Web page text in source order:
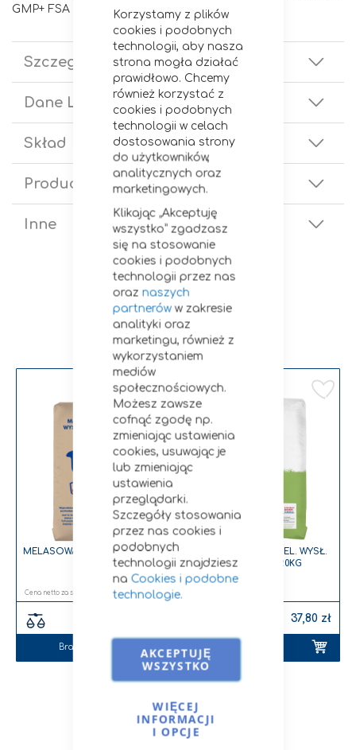
Korzystamy z plików
cookies i podobnych
technologii, aby nasza
strona mogła działać
prawidłowo. Chcemy
również korzystać z
cookies i podobnych
technologii w celach
dostosowania strony
do użytkowników,
analitycznych oraz
marketingowych.
Klikając „Akceptuję
wszystko” zgadzasz
się na stosowanie
cookies i podobnych
technologii przez nas
oraz naszych
partneróww zakresie
analityki oraz
marketingu, również z
wykorzystaniem
mediów
społecznościowych.
Możesz zawsze
cofnąć zgodę np.
zmieniając ustawienia
cookies, usuwając je
lub zmieniając
ustawienia
przeglądarki.
Szczegóły stosowania
przez nas cookies i
podobnych
technologii znajdziesz
na Cookies i podobne
technologie.
AKCEPTUJĘ
WSZYSTKO
WIĘCEJ
INFORMACJI
I OPCJE
GMP+ FSA
Szczegóły
Dane Logistyczne
Skład
Producent
Inne
Zobacz podobne
MELASOWANE WYSŁODKI TOFI
Brak w magazynie
Dodaj do listy życzeń
TOFI HORSES NIEMEL. WYSŁ.
BURACZANE 20KG
37,80 zł
dodaj do koszyka
Przepisy i porady